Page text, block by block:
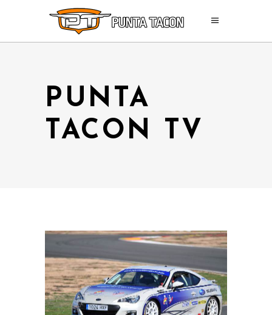
PUNTA
TACON TV